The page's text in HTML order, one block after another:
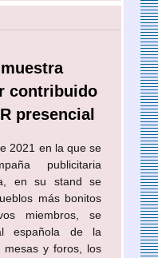
contribuido
presencial
2021 en la que se
publicitaria
en su stand se
más bonitos
miembros, se
española de la
mesas y foros, los